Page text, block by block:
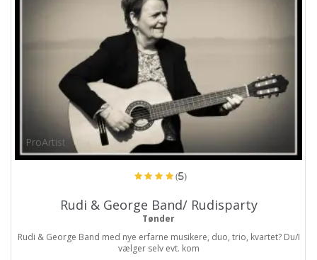
ProArtist
(5)
Rudi & George Band/ Rudisparty
Tønder
Rudi & George Band med nye erfarne musikere, duo, trio, kvartet? Du/I
vælger selv evt. kom